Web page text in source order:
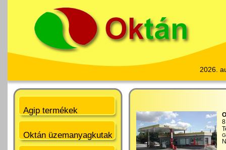
2026.
Agip termékek
Oktán üzemanyagkutak